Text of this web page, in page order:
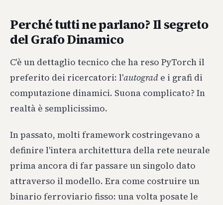
Perché tutti ne parlano? Il segreto
del Grafo Dinamico
C'è un dettaglio tecnico che ha reso PyTorch il
preferito dei ricercatori: l'autograd e i grafi di
computazione dinamici. Suona complicato? In
realtà è semplicissimo.
In passato, molti framework costringevano a
definire l'intera architettura della rete neurale
prima ancora di far passare un singolo dato
attraverso il modello. Era come costruire un
binario ferroviario fisso: una volta posate le